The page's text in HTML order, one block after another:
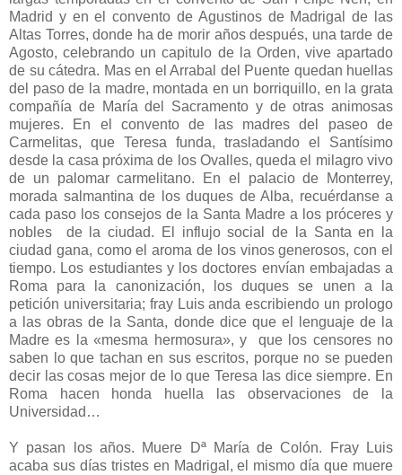
Madrid y en el convento de Agustinos de Madrigal de las
Altas Torres, donde ha de morir años después, una tarde de
Agosto, celebrando un capitulo de la Orden, vive apartado
de su cátedra. Mas en el Arrabal del Puente quedan huellas
del paso de la madre, montada en un borriquillo, en la grata
compañía de María del Sacramento y de otras animosas
mujeres. En el convento de las madres del paseo de
Carmelitas, que Teresa funda, trasladando el Santísimo
desde la casa próxima de los Ovalles, queda el milagro vivo
de un palomar carmelitano. En el palacio de Monterrey,
morada salmantina de los duques de Alba, recuérdanse a
cada paso los consejos de la Santa Madre a los próceres y
nobles de la ciudad. El influjo social de la Santa en la
ciudad gana, como el aroma de los vinos generosos, con el
tiempo. Los estudiantes y los doctores envían embajadas a
Roma para la canonización, los duques se unen a la
petición universitaria; fray Luis anda escribiendo un prologo
a las obras de la Santa, donde dice que el lenguaje de la
Madre es la «mesma hermosura», y que los censores no
saben lo que tachan en sus escritos, porque no se pueden
decir las cosas mejor de lo que Teresa las dice siempre. En
Roma hacen honda huella las observaciones de la
Universidad…
Y pasan los años. Muere Dª María de Colón. Fray Luis
acaba sus días tristes en Madrigal, el mismo día que muere